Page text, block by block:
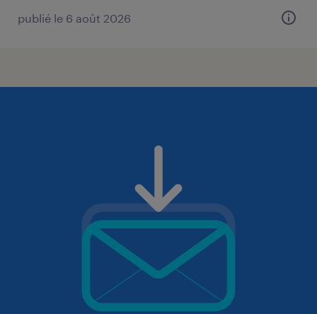
publié le 6 août 2026